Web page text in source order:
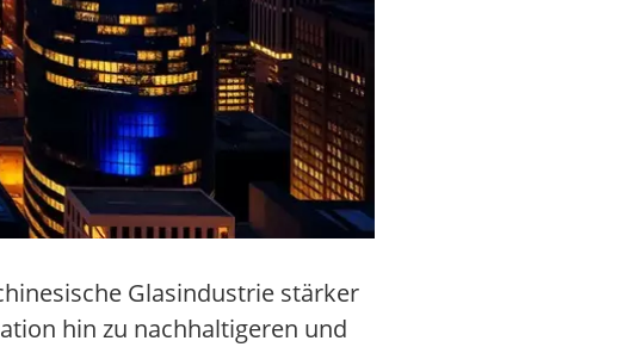
Glasindustrie stärker
hin zu nachhaltigeren und